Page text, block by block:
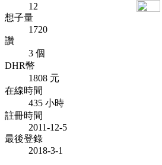
12
想子量
1720
讚
3 個
DHR幣
1808 元
在線時間
435 小時
註冊時間
2011-12-5
最後登錄
2018-3-1